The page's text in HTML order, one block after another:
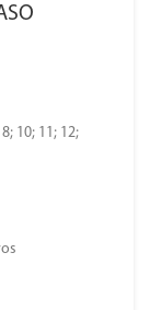
10; 11; 12;